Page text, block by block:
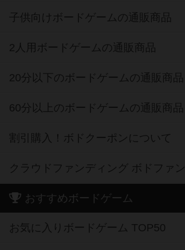
子供向けボードゲームの通販商品
2人用ボードゲームの通販商品
20分以下のボードゲームの通販商品
60分以上のボードゲームの通販商品
割引購入！ボドクーポンについて
クラウドファンディング ボドファン
おすすめボードゲーム
お気に入りボードゲーム TOP50